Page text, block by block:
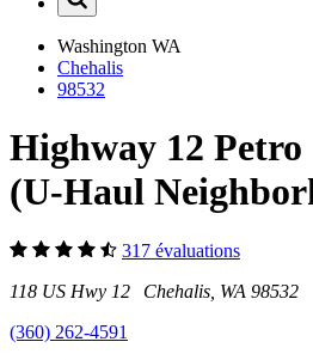
Washington WA
Chehalis
98532
Highway 12 Petro
(U-Haul
317 évaluations
118 US Hwy 12 Chehalis, WA 98532
(360) 262-4591